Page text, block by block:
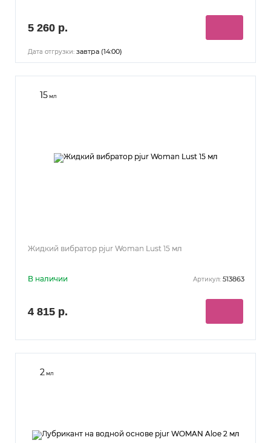
5 260 р.
Дата отгрузки: завтра (14:00)
15мл
Жидкий вибратор pjur Woman Lust 15 мл
В наличии Артикул: 513863
4 815 р.
2мл